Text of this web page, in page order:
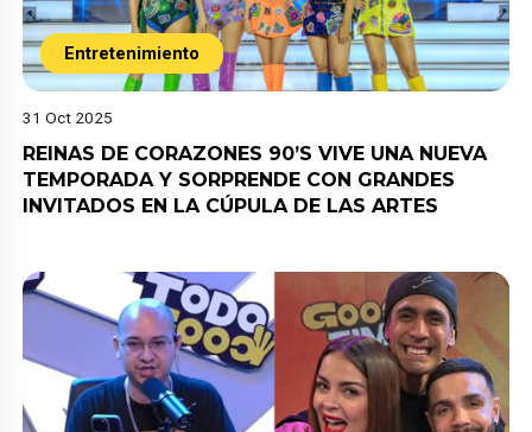
Entretenimiento
31 Oct 2025
REINAS DE CORAZONES 90’S VIVE UNA NUEVA
TEMPORADA Y SORPRENDE CON GRANDES
INVITADOS EN LA CÚPULA DE LAS ARTES